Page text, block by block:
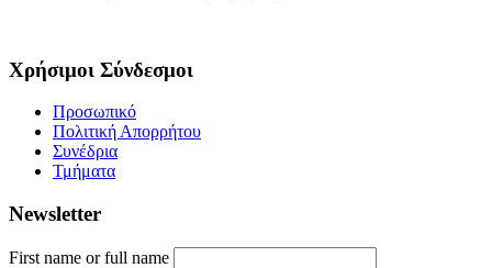
Χρήσιμοι Σύνδεσμοι
Προσωπικό
Πολιτική Απορρήτου
Συνέδρια
Τμήματα
Newsletter
First name or full name